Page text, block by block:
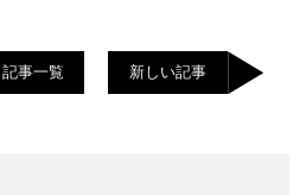
記事一覧 新しい記事